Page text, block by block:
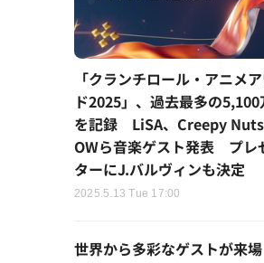
「クランチロール・アニメ
ド2025」、過去最多の5,100
を記録 LiSA、Creepy
OWら音楽ゲスト発表 プレ
ターにJ.バルヴィンも決定
2025.5.13 Tue 17:00
世界から多彩なゲストが来